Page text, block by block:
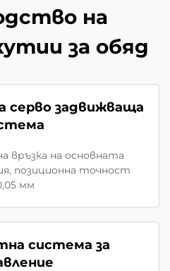
на
за обяд
серво задвижваща
връзка на основната
позиционна точност
мм
система за